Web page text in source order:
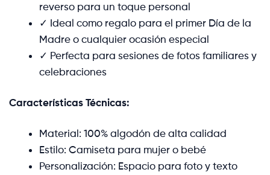
reverso para un toque personal
✓ Ideal como regalo para el primer Día de la
Madre o cualquier ocasión especial
✓ Perfecta para sesiones de fotos familiares y
celebraciones
Características Técnicas:
Material: 100% algodón de alta calidad
Estilo: Camiseta para mujer o bebé
Personalización: Espacio para foto y texto